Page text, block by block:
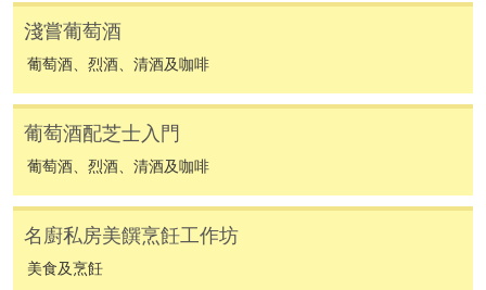
凡以「先到先得」為取錄方式的課程，請填妥
SF26報名表，親往
費以及所需證明文件呈交。
[下載報名表SF26
申請學歷頒授及專業課程可能需要其他資料，報名
表可向報名中心或有關課程負責人索取。填妥申請
表格後，請連同報名費/學費以及所需證明文件親
往報名中心或以郵遞方式遞交。
淺嘗葡萄酒
葡萄酒、烈酒、清酒及咖啡
葡萄酒配芝士入門
葡萄酒、烈酒、清酒及咖啡
名廚私房美饌烹飪工作坊
美食及烹飪